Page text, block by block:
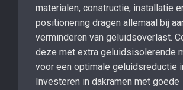
materialen, constructie, installatie
positionering dragen allemaal bij
verminderen van geluidsoverlast.
deze met extra geluidsisolerende
voor een optimale geluidsreductie
Investeren in dakramen met goede